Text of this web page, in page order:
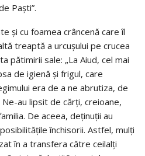
Paști”.
și cu foamea crâncenă care îl
treaptă a urcușului pe crucea
pătimirii sale: „La Aiud, cel mai
de igienă și frigul, care
era de a ne abrutiza, de
au lipsit de cărți, creioane,
De aceea, deținuții au
închisorii. Astfel, mulți
în a transfera către ceilalți